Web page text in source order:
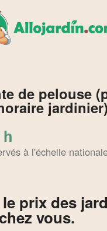
de pelouse
jardinier)
à l'échelle
prix des
vous.